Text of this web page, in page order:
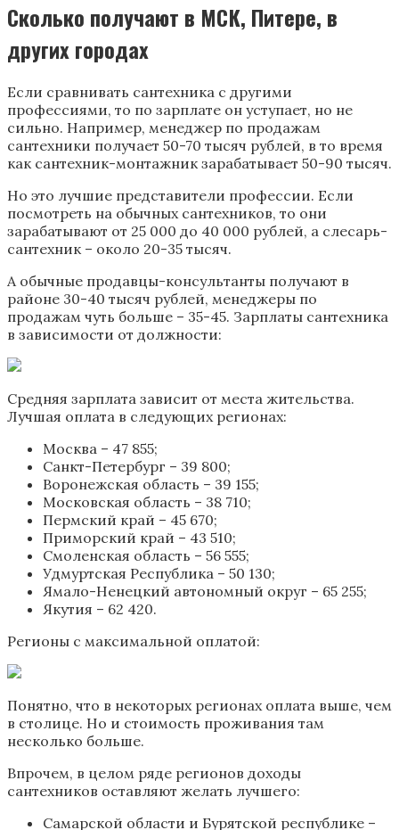
Сколько получают в МСК, Питере, в
других городах
Если сравнивать сантехника с другими
профессиями, то по зарплате он уступает, но не
сильно. Например, менеджер по продажам
сантехники получает 50-70 тысяч рублей, в то время
как сантехник-монтажник зарабатывает 50-90 тысяч.
Но это лучшие представители профессии. Если
посмотреть на обычных сантехников, то они
зарабатывают от 25 000 до 40 000 рублей, а слесарь-
сантехник – около 20-35 тысяч.
А обычные продавцы-консультанты получают в
районе 30-40 тысяч рублей, менеджеры по
продажам чуть больше – 35-45. Зарплаты сантехника
в зависимости от должности:
Средняя зарплата зависит от места жительства.
Лучшая оплата в следующих регионах:
Москва – 47 855;
Санкт-Петербург – 39 800;
Воронежская область – 39 155;
Московская область – 38 710;
Пермский край – 45 670;
Приморский край – 43 510;
Смоленская область – 56 555;
Удмуртская Республика – 50 130;
Ямало-Ненецкий автономный округ – 65 255;
Якутия – 62 420.
Регионы с максимальной оплатой:
Понятно, что в некоторых регионах оплата выше, чем
в столице. Но и стоимость проживания там
несколько больше.
Впрочем, в целом ряде регионов доходы
сантехников оставляют желать лучшего:
Самарской области и Бурятской республике –